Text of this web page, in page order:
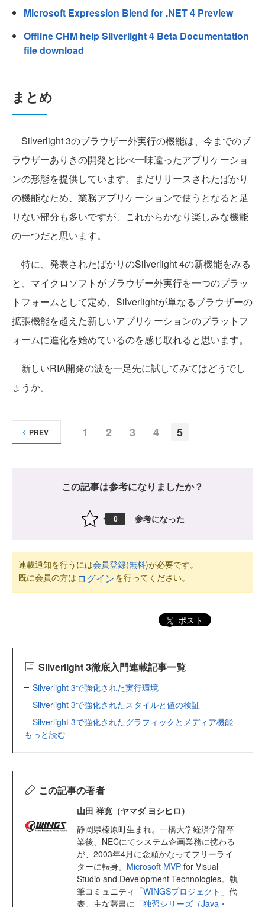
Microsoft Expression Blend for .NET 4 Preview
Offline CHM help Silverlight 4 Beta Documentation
file download
まとめ
Silverlight 3のブラウザー外実行の機能は、今までのブ
ラウザーありきの開発と比べ一味違ったアプリケーショ
ンの形態を提供しています。まだリリースされたばかり
の機能なため、業務アプリケーションで使うとなると足
りない部分も多いですが、これからかなり楽しみな機能
の一つだと思います。
特に、発表されたばかりのSilverlight 4の新機能をみる
と、マイクロソフトがブラウザー外実行を一つのプラッ
トフォームとして定め、Silverlightが単なるブラウザーの
拡張機能を超えた新しいアプリケーションのプラットフ
ォームに進化を始めているのを感じ取れると思います。
新しいRIA開発の波を一足先に試してみてはどうでし
ょうか。
1 2 3 4 5
PREV
この記事は参考になりましたか？
0 参考になった
連載通知を行うには会員登録(無料)が必要です。
既に会員の方は ログインを行ってください。
ポスト
Silverlight 3徹底入門連載記事一覧
Silverlight 3で強化された実行環境
Silverlight 3で強化されたスタイルと値の検証
Silverlight 3で強化されたグラフィックとメディア機能
もっと読む
この記事の著者
山田 祥寛（ヤマダ ヨシヒロ）
静岡県榛原町生まれ。一橋大学経済学部卒
業後、NECにてシステム企画業務に携わる
が、2003年4月に念願かなってフリーライ
ターに転身。 Microsoft MVP for Visual
Studio and Development Technologies。執
筆コミュニティ「WINGSプロジェクト 」代
表。主な著書に「独習シリーズ（Java・